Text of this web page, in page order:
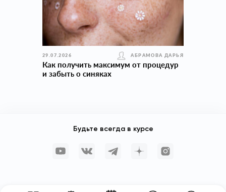
29.07.2026 АБРАМОВА ДАРЬЯ
Как получить максимум от процедур
и забыть о синяках
Будьте всегда в курсе